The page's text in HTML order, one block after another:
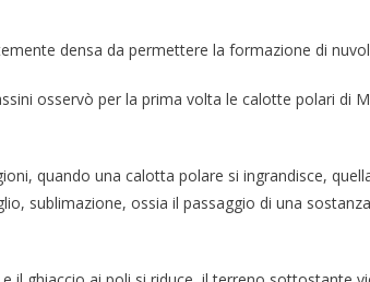
densa da permettere la formazione di
osservò per la prima volta le calotte polari di
quando una calotta polare si ingrandisce,
sublimazione, ossia il passaggio di una